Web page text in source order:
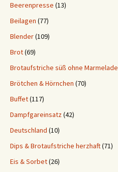
Beerenpresse (13)
Beilagen (77)
Blender(109)
Brot(69)
Brotaufstriche süß ohne Marmelade
Brötchen & Hörnchen (70)
Buffet(117)
Dampfgareinsatz(42)
Deutschland (10)
Dips & Brotaufstriche herzhaft(71)
Eis & Sorbet(26)